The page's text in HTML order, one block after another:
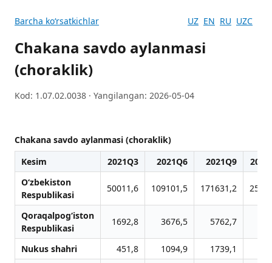
Barcha koʻrsatkichlar UZ EN RU UZC
Сhakana savdo aylanmasi
(choraklik)
Kod: 1.07.02.0038 · Yangilangan: 2026-05-04
Сhakana savdo aylanmasi (choraklik)
Kesim
2021Q3 2021Q6 2021Q9
O‘zbekiston
Respublikasi
50011,6 109101,5 171631,2
Qoraqalpog‘iston
Respublikasi
1692,8 3676,5 5762,7
Nukus shahri 451,8 1094,9 1739,1